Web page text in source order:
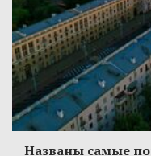
Названы самые